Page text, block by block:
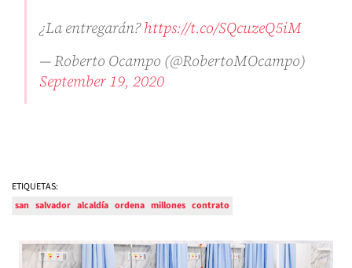
¿La entregarán?https://t.co/SQcuzeQ5iM
— Roberto Ocampo (@RobertoMOcampo)
September 19, 2020
ETIQUETAS:
san salvador alcaldía ordena millones contrato